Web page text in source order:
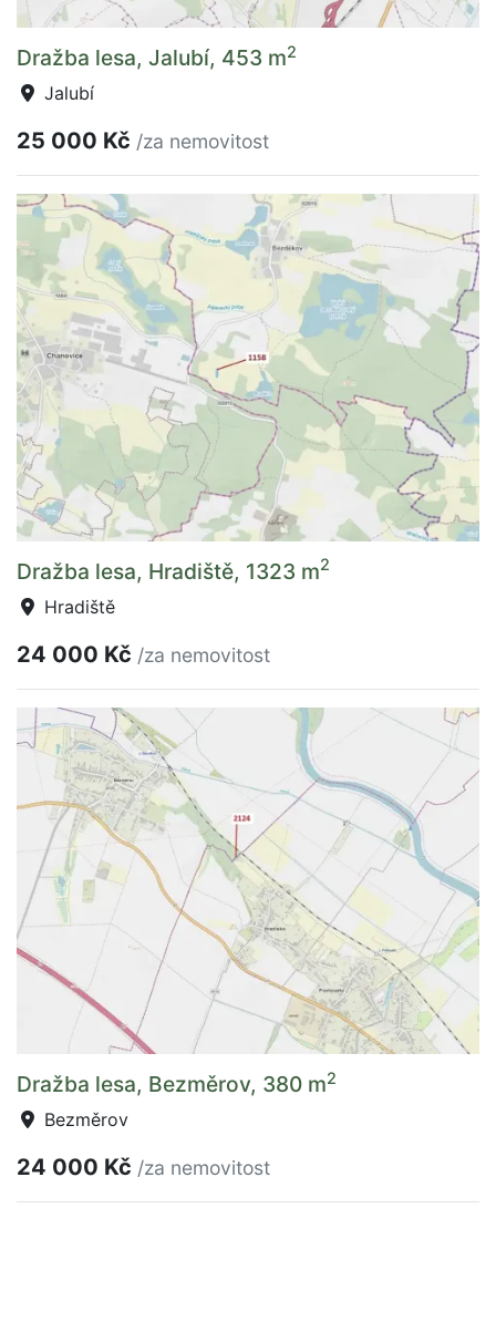
Dražba lesa, Jalubí, 453 m2
Jalubí
25 000 Kč /za nemovitost
Dražba lesa, Hradiště, 1323 m2
Hradiště
24 000 Kč /za nemovitost
Dražba lesa, Bezměrov, 380 m2
Bezměrov
24 000 Kč /za nemovitost